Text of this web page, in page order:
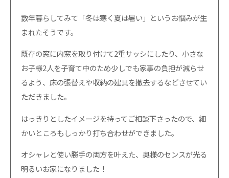
数年暮らしてみて「冬は寒く夏は暑い」というお悩みが生
まれたそうです。
既存の窓に内窓を取り付けて2重サッシにしたり、小さな
お子様2人を子育て中のため少しでも家事の負担が減らせ
るよう、床の張替えや収納の建具を撤去するなどさせてい
ただきました。
はっきりとしたイメージを持ってご相談下さったので、細
かいところもしっかり打ち合わせができました。
オシャレと使い勝手の両方を叶えた、奥様のセンスが光る
明るいお家になりました！